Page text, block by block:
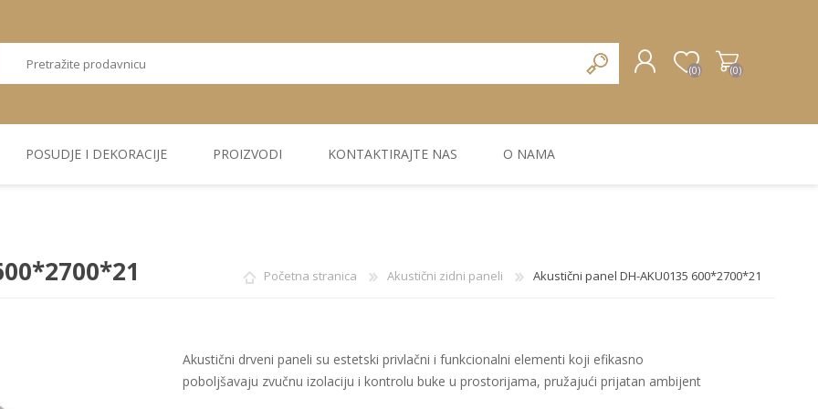
(0) (0)
POSUDJE I DEKORACIJE PROIZVODI
PROIZVODI
KONTAKTIRAJTE NAS O NAMA
Početna stranica Akustični zidni paneli Akustični panel DH-AKU0135 600*2700*21
Akustični drveni paneli su estetski privlačni i funkcionalni elementi koji efikasno
poboljšavaju zvučnu izolaciju i kontrolu buke u prostorijama, pružajući prijatan ambijent